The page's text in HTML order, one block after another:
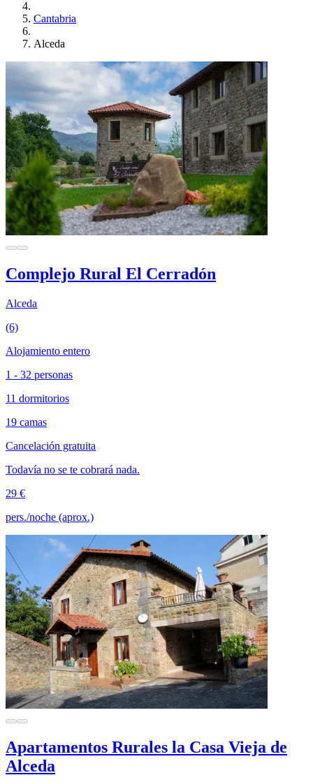
Cantabria
Alceda
Complejo Rural El Cerradón
Alceda
(6)
Alojamiento entero
1 - 32 personas
11 dormitorios
19 camas
Cancelación gratuita
Todavía no se te cobrará nada.
29 €
pers./noche (aprox.)
Apartamentos Rurales la Casa Vieja de
Alceda